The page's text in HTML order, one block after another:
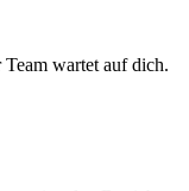
wartet auf dich.